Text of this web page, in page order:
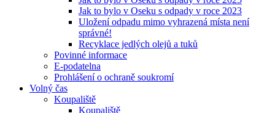
Jak to bylo v Oseku s odpady v roce 2023
Uložení odpadu mimo vyhrazená místa není
správné!
Recyklace jedlých olejů a tuků
Povinné informace
E-podatelna
Prohlášení o ochraně soukromí
Volný čas
Koupaliště
Koupaliště